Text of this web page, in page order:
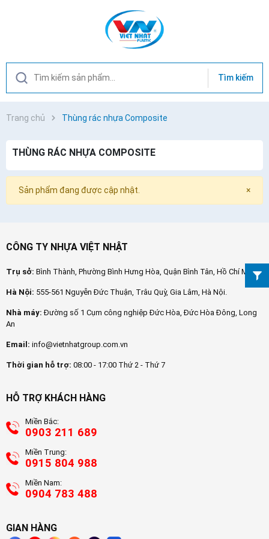
Tìm kiếm
Trang chủ Thùng rác nhựa Composite
THÙNG RÁC NHỰA COMPOSITE
×
Sản phẩm đang được cập nhật.
CÔNG TY NHỰA VIỆT NHẬT
Trụ sở: Bình Thành, Phường Bình Hưng Hòa, Quận Bình Tân, Hồ Chí Minh
Hà Nội: 555-561 Nguyễn Đức Thuận, Trâu Quỳ, Gia Lâm, Hà Nội.
Nhà máy: Đường số 1 Cụm công nghiệp Đức Hòa, Đức Hòa Đông, Long
An
Email: info@vietnhatgroup.com.vn
Thời gian hỗ trợ: 08:00 - 17:00 Thứ 2 - Thứ 7
HỖ TRỢ KHÁCH HÀNG
Miền Bắc:
0903 211 689
Miền Trung:
0915 804 988
Miền Nam:
0904 783 488
GIAN HÀNG